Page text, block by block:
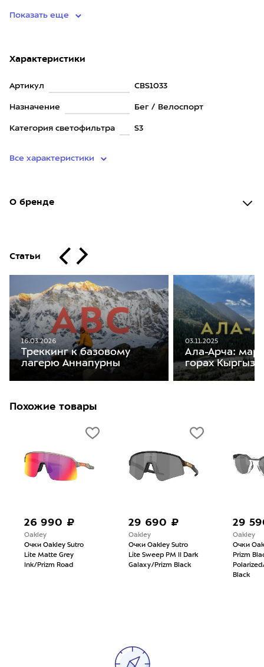
Показать еще
Характеристики
Артикул CBS1033
Назначение Бег / Велоспорт
Категория светофильтра S3
Все характеристики
О бренде
Статьи
16.03.2026
Треккинг к базовому
лагерю Аннапурны
03.11.2025
Ала-Арча:
горах
Похожие товары
26 990 ₽
Oakley
Очки Oakley Sutro
Lite Matte Grey
Ink/Prizm Road
29 690 ₽
Oakley
Очки Oakley Sutro
Lite Sweep PM II Dark
Galaxy/Prizm Black
29
Oakley
Очки
Prizm
Black